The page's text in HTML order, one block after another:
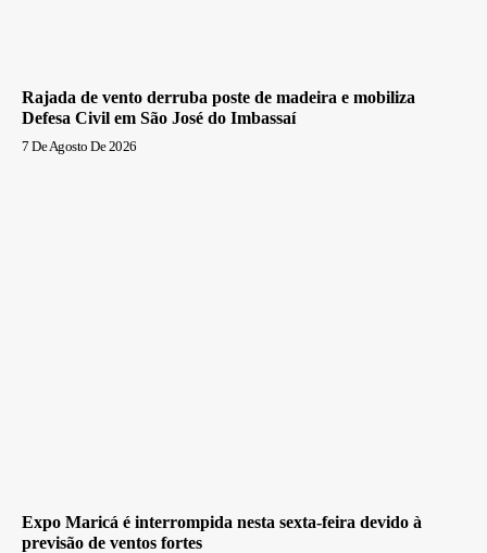
Rajada de vento derruba poste de madeira e mobiliza
Defesa Civil em São José do Imbassaí
7 De Agosto De 2026
Expo Maricá é interrompida nesta sexta-feira devido à
previsão de ventos fortes